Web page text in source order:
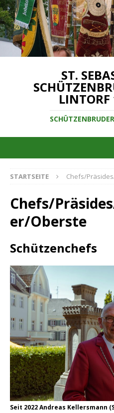
ST.
LINTORF
STARTSEITE Chefs/
Chefs/
er/Oberste
Schützenchefs
Seit 2022 Andreas Kellersmann